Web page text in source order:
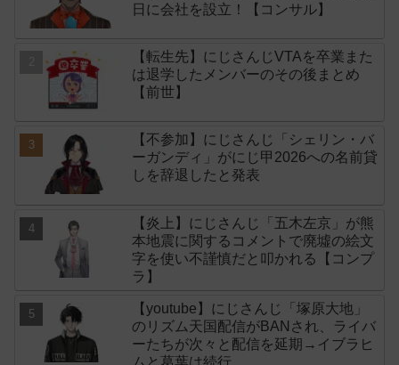
日に会社を設立！【コンサル】
【転生先】にじさんじVTAを卒業また
は退学したメンバーのその後まとめ
【前世】
【不参加】にじさんじ「シェリン・バ
ーガンディ」がにじ甲2026への名前貸
しを辞退したと発表
【炎上】にじさんじ「五木左京」が熊
本地震に関するコメントで廃墟の絵文
字を使い不謹慎だと叩かれる【コンプ
ラ】
【youtube】にじさんじ「塚原大地」
のリズム天国配信がBANされ、ライバ
ーたちが次々と配信を延期→イブラヒ
ムと葛葉は続行